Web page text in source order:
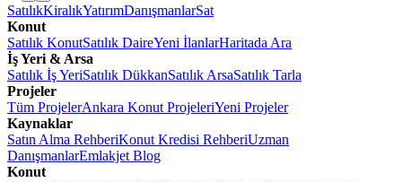
SatılıkKiralıkYatırımDanışmanlarSat
Konut
Satılık KonutSatılık DaireYeni İlanlarHaritada Ara
İş Yeri & Arsa
Satılık İş YeriSatılık DükkanSatılık ArsaSatılık Tarla
Projeler
Tüm ProjelerAnkara Konut ProjeleriYeni Projeler
Kaynaklar
Satın Alma RehberiKonut Kredisi RehberiUzman
DanışmanlarEmlakjet Blog
Konut